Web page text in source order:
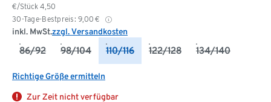
€/Stück 4,50
30-Tage-Bestpreis: 9,00 €
inkl. MwSt.zzgl. Versandkosten
86/92 98/104 110/116 122/128 134/140
Richtige Größe ermitteln
Zur Zeit nicht verfügbar